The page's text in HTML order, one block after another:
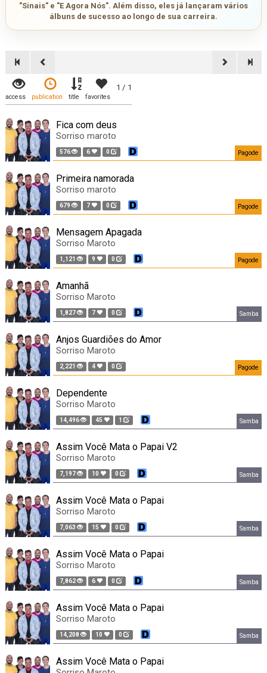
"Sinais" e "E Agora Nós". Além disso, eles já lançaram vários
álbuns de sucesso ao longo de sua carreira.
1 / 1
access publication title favorites
Fica com deus
Sorriso maroto
576 6 0 Pagode
Primeira namorada
Sorriso maroto
679 7 0 Pagode
Mensagem Apagada
Sorriso Maroto
1,121 9 0 Pagode
Amanhã
Sorriso Maroto
1,827 7 0 Samba
Anjos Guardiões do Amor
Sorriso Maroto
2,221 4 0 Pagode
Dependente
Sorriso Maroto
14,496 45 1 Samba
Assim Você Mata o Papai V2
Sorriso Maroto
7,197 10 0 Samba
Assim Você Mata o Papai
Sorriso Maroto
7,063 15 0 Samba
Assim Você Mata o Papai
Sorriso Maroto
7,862 6 0 Samba
Assim Você Mata o Papai
Sorriso Maroto
14,208 10 0 Samba
Assim Você Mata o Papai